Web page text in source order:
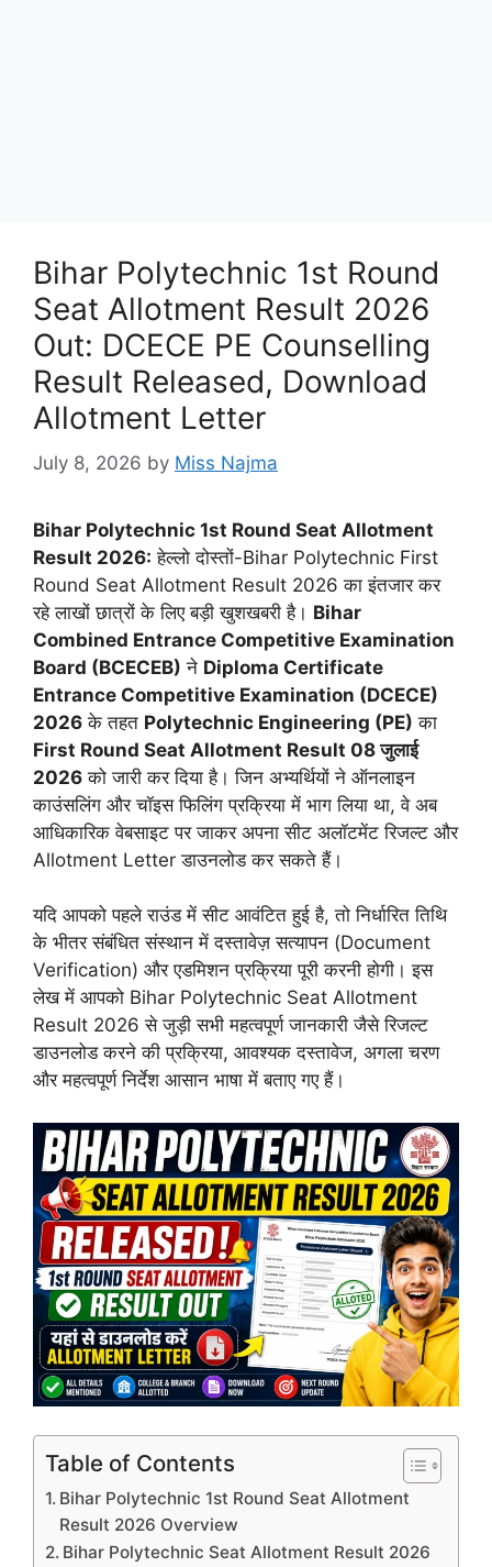
Bihar Polytechnic 1st Round
Seat Allotment Result 2026
Out: DCECE PE Counselling
Result Released, Download
Allotment Letter
July 8, 2026 by Miss Najma
Bihar Polytechnic 1st Round Seat Allotment
Result 2026: हेल्लो दोस्तों-Bihar Polytechnic First
Round Seat Allotment Result 2026 का इंतजार कर
रहे लाखों छात्रों के लिए बड़ी खुशखबरी है। Bihar
Combined Entrance Competitive Examination
Board (BCECEB) ने Diploma Certificate
Entrance Competitive Examination (DCECE)
2026 के तहत Polytechnic Engineering (PE) का
First Round Seat Allotment Result 08 जुलाई
2026 को जारी कर दिया है। जिन अभ्यर्थियों ने ऑनलाइन
काउंसलिंग और चॉइस फिलिंग प्रक्रिया में भाग लिया था, वे अब
आधिकारिक वेबसाइट पर जाकर अपना सीट अलॉटमेंट रिजल्ट और
Allotment Letter डाउनलोड कर सकते हैं।
यदि आपको पहले राउंड में सीट आवंटित हुई है, तो निर्धारित तिथि
के भीतर संबंधित संस्थान में दस्तावेज़ सत्यापन (Document
Verification) और एडमिशन प्रक्रिया पूरी करनी होगी। इस
लेख में आपको Bihar Polytechnic Seat Allotment
Result 2026 से जुड़ी सभी महत्वपूर्ण जानकारी जैसे रिजल्ट
डाउनलोड करने की प्रक्रिया, आवश्यक दस्तावेज, अगला चरण
और महत्वपूर्ण निर्देश आसान भाषा में बताए गए हैं।
Table of Contents
Bihar Polytechnic 1st Round Seat Allotment
Result 2026 Overview
Bihar Polytechnic Seat Allotment Result 2026